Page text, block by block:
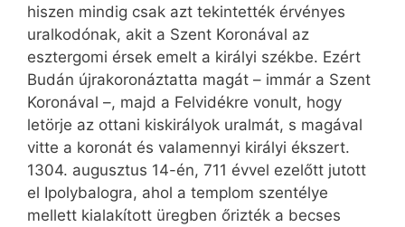
hiszen mindig csak azt tekintették érvényes
uralkodónak, akit a Szent Koronával az
esztergomi érsek emelt a királyi székbe. Ezért
Budán újrakoronáztatta magát – immár a Szent
Koronával –, majd a Felvidékre vonult, hogy
letörje az ottani kiskirályok uralmát, s magával
vitte a koronát és valamennyi királyi ékszert.
1304. augusztus 14-én, 711 évvel ezelőtt jutott
el Ipolybalogra, ahol a templom szentélye
mellett kialakított üregben őrizték a becses